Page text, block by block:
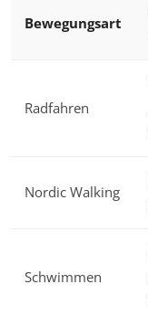
Bewegungsart
Radfahren
Nordic Walking
Schwimmen